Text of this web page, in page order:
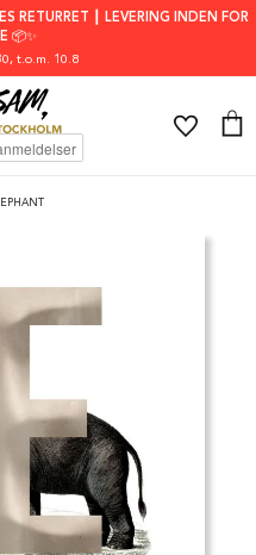
RETURRET ┃ LEVERING INDEN FOR
📦✨
, t.o.m. 10.8